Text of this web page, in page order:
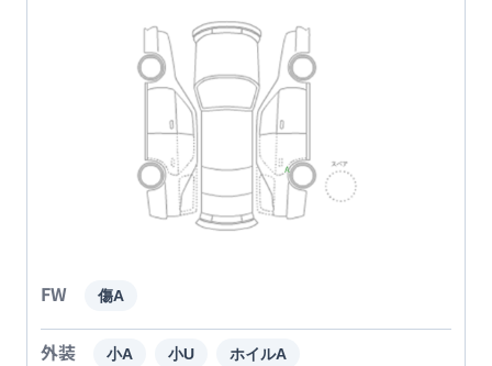
FW 傷A
外装 小A 小U ホイルA